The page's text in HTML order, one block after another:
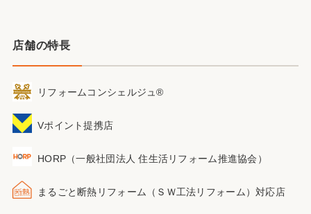
店舗の特長
リフォームコンシェルジュ®
Vポイント提携店
HORP（一般社団法人 住生活リフォーム推進協会）
まるごと断熱リフォーム （ＳＷ工法リフォーム）対応店